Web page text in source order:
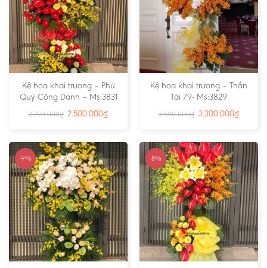
Kệ hoa khai trương – Phú
Quý Công Danh – Ms:3831
2.790.000₫ 2.500.000₫
Kệ hoa khai trương – Thần
Tài 79- Ms:3829
3.590.000₫ 3.300.000₫
-9% -8%